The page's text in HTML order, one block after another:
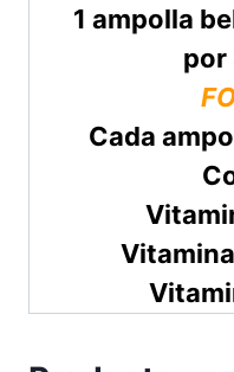
1 ampolla
por
Cada